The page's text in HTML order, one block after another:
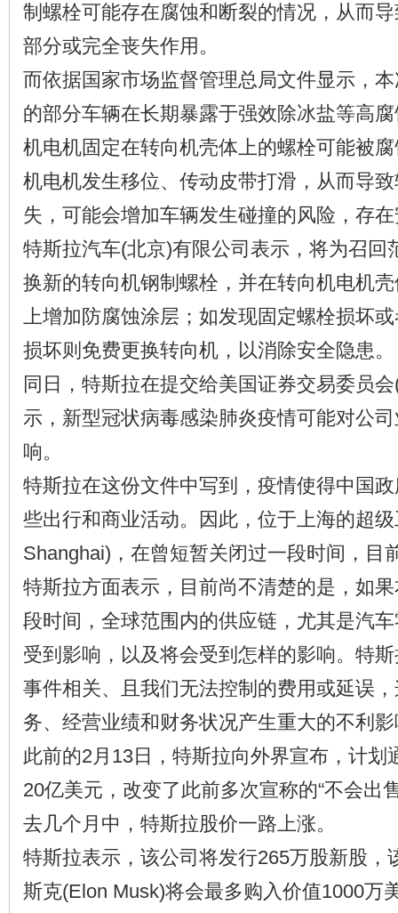
制螺栓可能存在腐蚀和断裂的情况，从而
部分或完全丧失作用。
而依据国家市场监督管理总局文件显示，
的部分车辆在长期暴露于强效除冰盐等高
机电机固定在转向机壳体上的螺栓可能被
机电机发生移位、传动皮带打滑，从而导
失，可能会增加车辆发生碰撞的风险，存
特斯拉汽车(北京)有限公司表示，将为召回
换新的转向机钢制螺栓，并在转向机电机
上增加防腐蚀涂层；如发现固定螺栓损坏
损坏则免费更换转向机，以消除安全隐患。
同日，特斯拉在提交给美国证券交易委员
示，新型冠状病毒感染肺炎疫情可能对公
响。
特斯拉在这份文件中写到，疫情使得中国
些出行和商业活动。因此，位于上海的超
Shanghai)，在曾短暂关闭过一段时间，目
特斯拉方面表示，目前尚不清楚的是，如
段时间，全球范围内的供应链，尤其是汽
受到影响，以及将会受到怎样的影响。特
事件相关、且我们无法控制的费用或延误
务、经营业绩和财务状况产生重大的不利
此前的2月13日，特斯拉向外界宣布，计划
20亿美元，改变了此前多次宣称的“不会出
去几个月中，特斯拉股价一路上涨。
特斯拉表示，该公司将发行265万股新股，
斯克(Elon Musk)将会最多购入价值1000万